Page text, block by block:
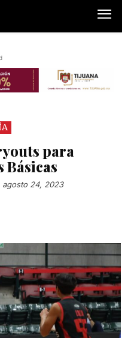
para
Básicas
agosto 24, 2023